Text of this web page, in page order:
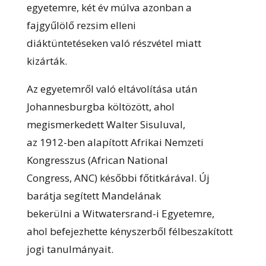
egyetemre, két év múlva azonban a
fajgyűlölő rezsim elleni
diáktüntetéseken való részvétel miatt
kizárták.
Az egyetemről való eltávolítása után
Johannesburgba költözött, ahol
megismerkedett Walter Sisuluval,
az 1912-ben alapított Afrikai Nemzeti
Kongresszus (African National
Congress, ANC) későbbi főtitkárával. Új
barátja segített Mandelának
bekerülni a Witwatersrand-i Egyetemre,
ahol befejezhette kényszerből félbeszakított
jogi tanulmányait.